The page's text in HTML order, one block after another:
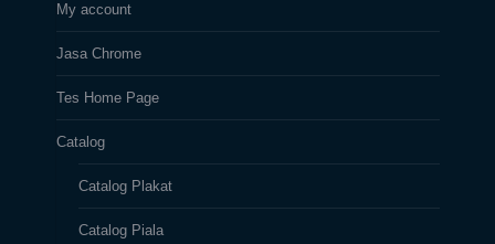
My account
Jasa Chrome
Tes Home Page
Catalog
Catalog Plakat
Catalog Piala